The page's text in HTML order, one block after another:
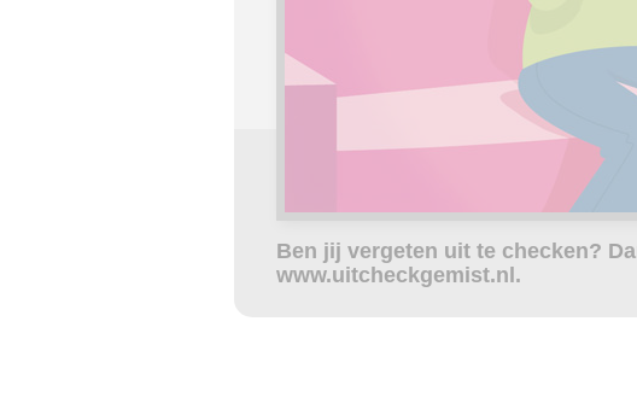
Ben jij vergeten uit te checken?
www.uitcheckgemist.nl.